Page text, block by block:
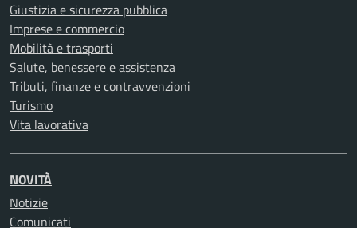
Giustizia e sicurezza pubblica
Imprese e commercio
Mobilità e trasporti
Salute, benessere e assistenza
Tributi, finanze e contravvenzioni
Turismo
Vita lavorativa
NOVITÀ
Notizie
Comunicati